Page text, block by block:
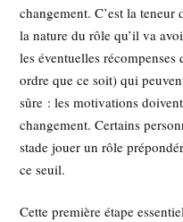
changement. C’est la
la nature du rôle qu’il va
les éventuelles
ordre que ce soit) qui
sûre : les motivations
changement. Certains
stade jouer un rôle
ce seuil.
Cette première étape